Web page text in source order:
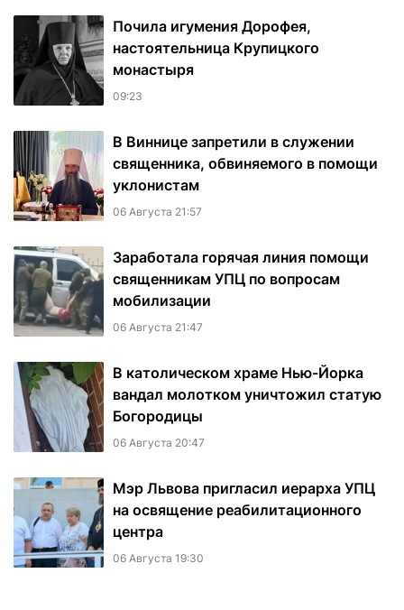
Почила игумения Дорофея,
настоятельница Крупицкого
монастыря
09:23
В Виннице запретили в служении
священника, обвиняемого в помощи
уклонистам
06 Августа 21:57
Заработала горячая линия помощи
священникам УПЦ по вопросам
мобилизации
06 Августа 21:47
В католическом храме Нью-Йорка
вандал молотком уничтожил статую
Богородицы
06 Августа 20:47
Мэр Львова пригласил иерарха УПЦ
на освящение реабилитационного
центра
06 Августа 19:30